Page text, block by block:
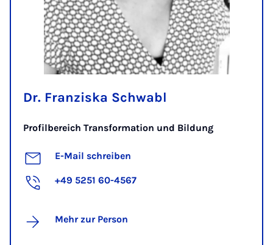
Dr. Franziska Schwabl
Profilbereich Transformation und Bildung
E-Mail schreiben
+49 5251 60-4567
Mehr zur Person